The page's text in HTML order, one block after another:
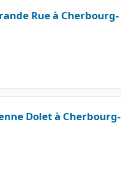
Rue à Cherbourg-
Dolet à Cherbourg-